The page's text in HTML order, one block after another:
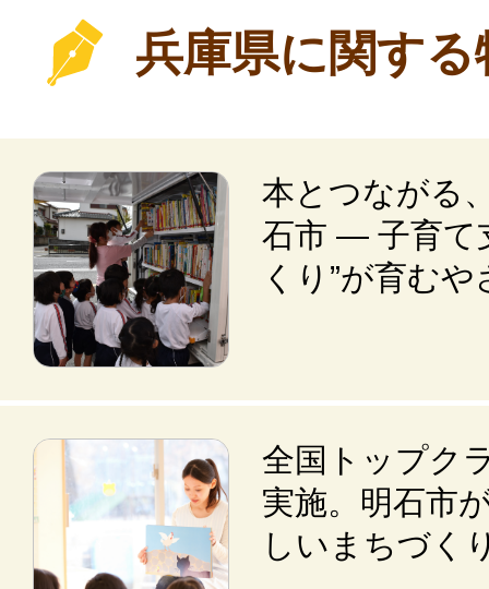
兵庫県に関する
本とつながる
石市 ― 子育て
くり”が育む
全国トップク
実施。明石市
しいまちづく